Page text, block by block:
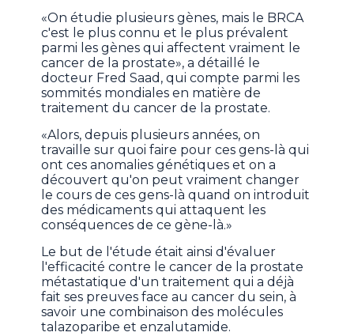
«On étudie plusieurs gènes, mais le BRCA
c'est le plus connu et le plus prévalent
parmi les gènes qui affectent vraiment le
cancer de la prostate», a détaillé le
docteur Fred Saad, qui compte parmi les
sommités mondiales en matière de
traitement du cancer de la prostate.
«Alors, depuis plusieurs années, on
travaille sur quoi faire pour ces gens-là qui
ont ces anomalies génétiques et on a
découvert qu'on peut vraiment changer
le cours de ces gens-là quand on introduit
des médicaments qui attaquent les
conséquences de ce gène-là.»
Le but de l'étude était ainsi d'évaluer
l'efficacité contre le cancer de la prostate
métastatique d'un traitement qui a déjà
fait ses preuves face au cancer du sein, à
savoir une combinaison des molécules
talazoparibe et enzalutamide.